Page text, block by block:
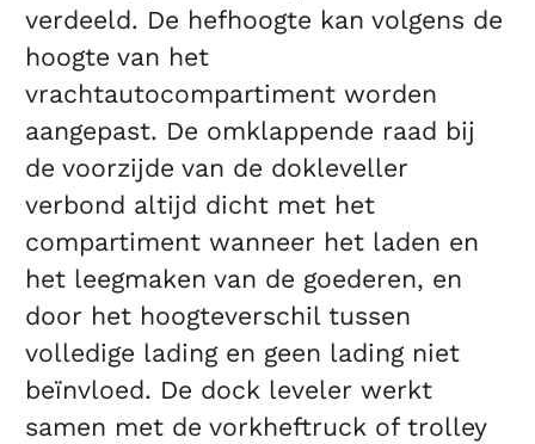
verdeeld. De hefhoogte kan volgens de
hoogte van het
vrachtautocompartiment worden
aangepast. De omklappende raad bij
de voorzijde van de dokleveller
verbond altijd dicht met het
compartiment wanneer het laden en
het leegmaken van de goederen, en
door het hoogteverschil tussen
volledige lading en geen lading niet
beïnvloed. De dock leveler werkt
samen met de vorkheftruck of trolley